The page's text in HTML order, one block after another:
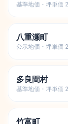
基準地価・坪単価
八重瀬町
公示地価・坪単価
多良間村
基準地価・坪単価
竹富町